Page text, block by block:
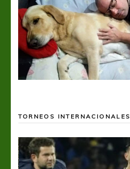
TORNEOS INTERNACIONALES